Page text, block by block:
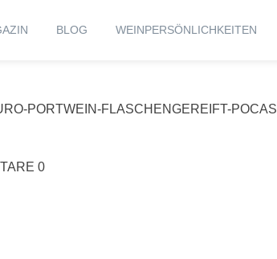
BLOG WEINPERSÖNLICHKEITEN
PORTWEIN-FLASCHENGEREIFT-POCAS
0